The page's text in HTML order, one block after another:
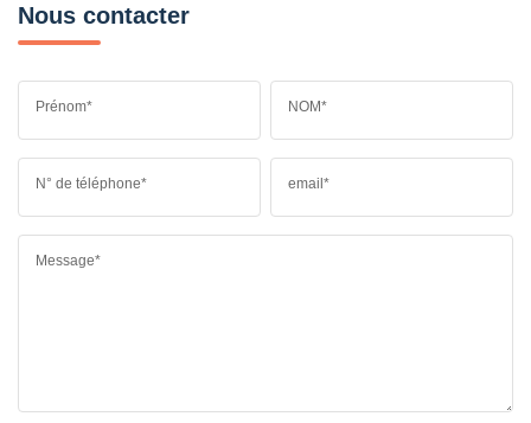
Nous contacter
Prénom* NOM*
N° de téléphone* email*
Message*